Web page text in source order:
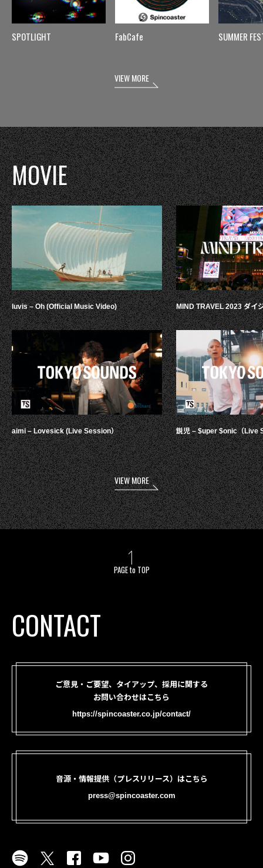
SPOTLIGHT FabCafe SUMMER
VIEW MORE
MOVIE
luvis – Oh (Official Music Video)
aimi – Lovesick (Live Session）
MIND TRAVEL 2023 ダイ
鋭児 – $uper $onic（Live
VIEW MORE
PAGE to TOP
CONTACT
ご意見・ご要望、タイアップ、採用に関する
お問い合わせはこちら
https://spincoaster.co.jp/contact/
音源・情報提供（プレスリリース）はこちら
press@spincoaster.com